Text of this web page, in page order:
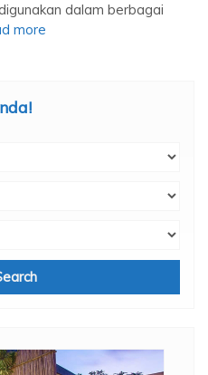
dalam berbagai
more